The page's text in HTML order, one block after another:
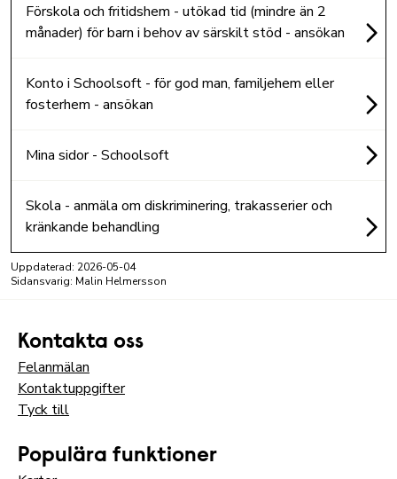
Förskola och fritidshem - utökad tid (mindre än 2
månader) för barn i behov av särskilt stöd - ansökan
Konto i Schoolsoft - för god man, familjehem eller
fosterhem - ansökan
Mina sidor - Schoolsoft
Skola - anmäla om diskriminering, trakasserier och
kränkande behandling
Uppdaterad: 2026-05-04
Sidansvarig: Malin Helmersson
Kontakta oss
Felanmälan
Kontaktuppgifter
Tyck till
Populära funktioner